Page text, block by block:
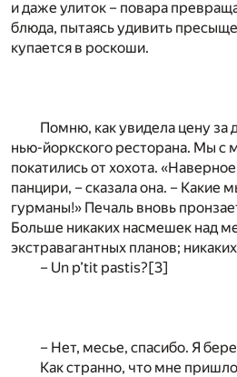
и даже улиток – повара
блюда, пытаясь удивить
купается в роскоши.
Помню, как увидела цену
нью-йоркского ресторана. Мы с
покатились от хохота.
панцири, – сказала она. – Какие
гурманы!» Печаль вновь
Больше никаких насмешек над
экстравагантных планов;
– Un p’tit pastis?[3]
– Нет, месье, спасибо. Я
Как странно, что мне